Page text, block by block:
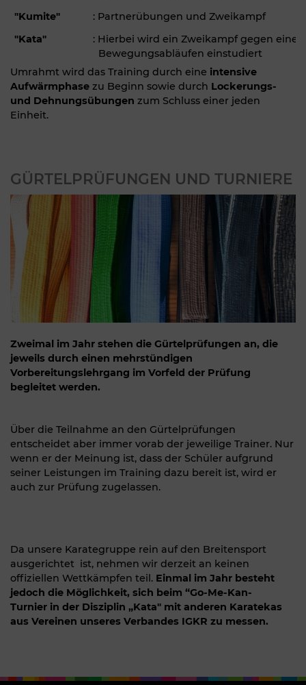
"Kumite"
: Partnerübungen und Zweikampf
"Kata"
: Hierbei wird ein Zweikampf gegen
Bewegungsabläufen einstudiert
Umrahmt wird das Training durch eine intensive
Aufwärmphase zu Beginn sowie durch Lockerungs-
und Dehnungsübungen zum Schluss einer jeden
Einheit.
GÜRTELPRÜFUNGEN UND TURNIERE
Zweimal im Jahr stehen die Gürtelprüfungen an, die
jeweils durch einen mehrstündigen
Vorbereitungslehrgang im Vorfeld der Prüfung
begleitet werden.
Über die Teilnahme an den Gürtelprüfungen
entscheidet aber immer vorab der jeweilige Trainer. Nur
wenn er der Meinung ist, dass der Schüler aufgrund
seiner Leistungen im Training dazu bereit ist, wird er
auch zur Prüfung zugelassen.
Da unsere Karategruppe rein auf den Breitensport
ausgerichtet ist, nehmen wir derzeit an keinen
offiziellen Wettkämpfen teil. Einmal im Jahr besteht
jedoch die Möglichkeit, sich beim “Go-Me-Kan-
Turnier in der Disziplin „Kata" mit anderen Karatekas
aus Vereinen unseres Verbandes IGKR zu messen.